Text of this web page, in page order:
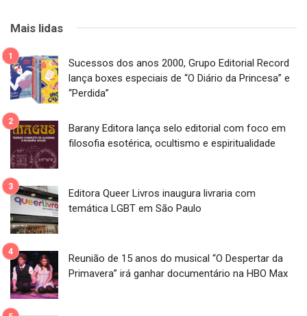
Mais lidas
Sucessos dos anos 2000, Grupo Editorial Record
lança boxes especiais de “O Diário da Princesa” e
“Perdida”
Barany Editora lança selo editorial com foco em
filosofia esotérica, ocultismo e espiritualidade
Editora Queer Livros inaugura livraria com
temática LGBT em São Paulo
Reunião de 15 anos do musical “O Despertar da
Primavera” irá ganhar documentário na HBO Max